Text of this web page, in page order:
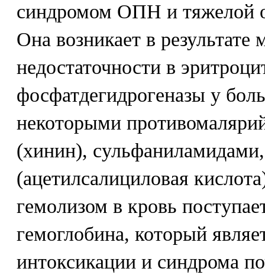
синдромом ОПН и тяжелой
Она возникает в результате
недостаточности в
фосфатдегидрогеназы у
некоторыми
(хинин),
(ацетилсалициловая
гемолизом в кровь
гемоглобина, который
интоксикации и синдрома